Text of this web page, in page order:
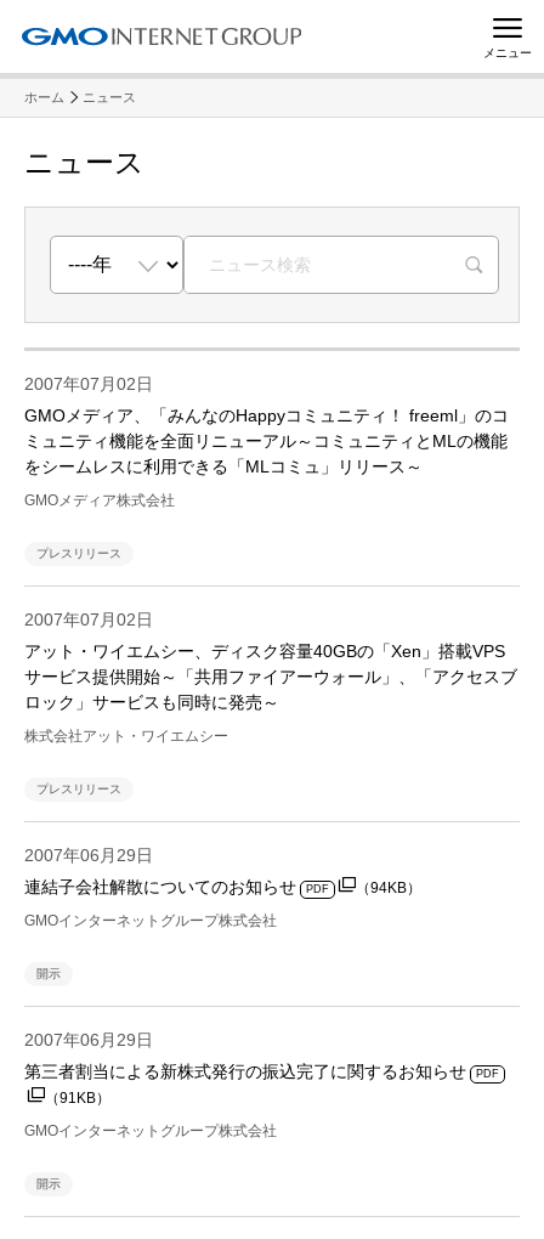
メニュー
ホーム ニュース
ニュース
2007年07月02日
GMOメディア、「みんなのHappyコミュニティ！ freeml」のコ
ミュニティ機能を全面リニューアル～コミュニティとMLの機能
をシームレスに利用できる「MLコミュ」リリース～
GMOメディア株式会社
プレスリリース
2007年07月02日
アット・ワイエムシー、ディスク容量40GBの「Xen」搭載VPS
サービス提供開始～「共用ファイアーウォール」、「アクセスブ
ロック」サービスも同時に発売～
株式会社アット・ワイエムシー
プレスリリース
2007年06月29日
連結子会社解散についてのお知らせ
PDF
（94KB）
GMOインターネットグループ株式会社
開示
2007年06月29日
第三者割当による新株式発行の振込完了に関するお知らせ
PDF
（91KB）
GMOインターネットグループ株式会社
開示